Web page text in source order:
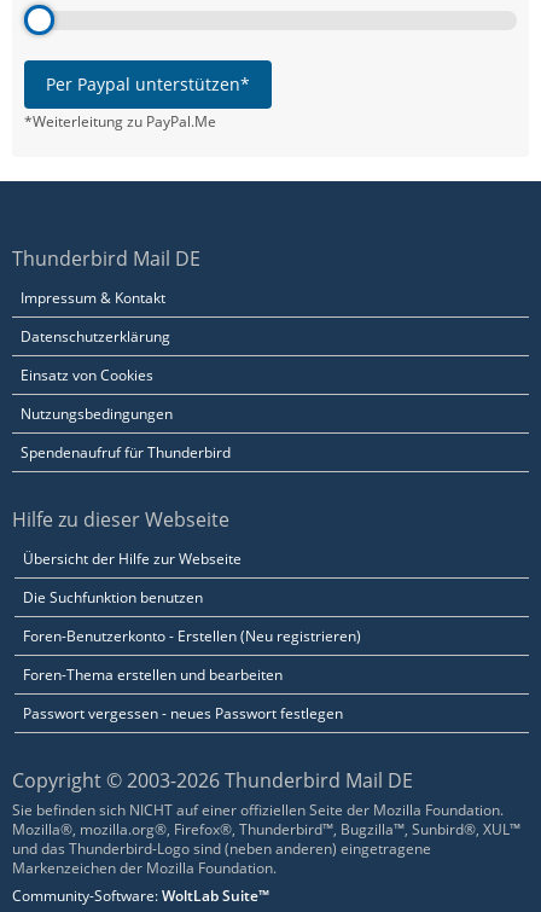
Per Paypal unterstützen*
*Weiterleitung zu PayPal.Me
Thunderbird Mail DE
Impressum & Kontakt
Datenschutzerklärung
Einsatz von Cookies
Nutzungsbedingungen
Spendenaufruf für Thunderbird
Hilfe zu dieser Webseite
Übersicht der Hilfe zur Webseite
Die Suchfunktion benutzen
Foren-Benutzerkonto - Erstellen (Neu registrieren)
Foren-Thema erstellen und bearbeiten
Passwort vergessen - neues Passwort festlegen
Copyright © 2003-2026 Thunderbird Mail DE
Sie befinden sich NICHT auf einer offiziellen Seite der Mozilla Foundation.
Mozilla®, mozilla.org®, Firefox®, Thunderbird™, Bugzilla™, Sunbird®, XUL™
und das Thunderbird-Logo sind (neben anderen) eingetragene
Markenzeichen der Mozilla Foundation.
Community-Software:WoltLab Suite™